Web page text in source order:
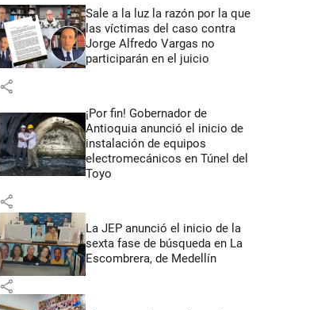
Sale a la luz la razón por la que
las víctimas del caso contra
Jorge Alfredo Vargas no
participarán en el juicio
share
¡Por fin! Gobernador de
Antioquia anunció el inicio de
instalación de equipos
electromecánicos en Túnel del
Toyo
share
La JEP anunció el inicio de la
sexta fase de búsqueda en La
Escombrera, de Medellín
share